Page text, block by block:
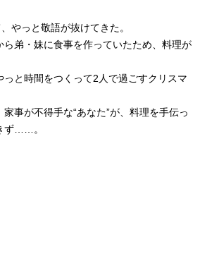
やっと敬語が抜けてきた。
ら弟・妹に食事を作っていたため、料理が
っと時間をつくって2人で過ごすクリスマ
事が不得手な“あなた”が、料理を手伝っ
ず……。